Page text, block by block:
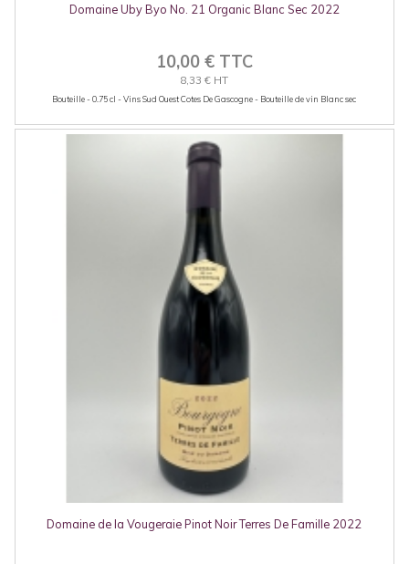
Domaine Uby Byo No. 21 Organic Blanc Sec 2022
10,00 € TTC
8,33 € HT
Bouteille - 0.75 cl - Vins Sud Ouest Cotes De Gascogne - Bouteille de vin Blanc sec
Domaine de la Vougeraie Pinot Noir Terres De Famille 2022